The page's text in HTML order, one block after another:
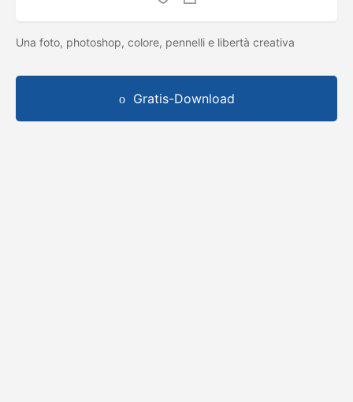
Una foto, photoshop, colore, pennelli e libertà creativa
Gratis-Download